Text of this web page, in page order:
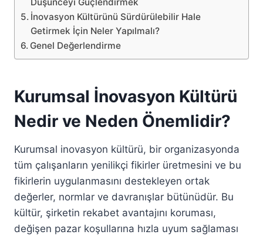
İnovasyon Kültürünü Sürdürülebilir Hale
Getirmek İçin Neler Yapılmalı?
Genel Değerlendirme
Kurumsal İnovasyon Kültürü
Nedir ve Neden Önemlidir?
Kurumsal inovasyon kültürü, bir organizasyonda
tüm çalışanların yenilikçi fikirler üretmesini ve bu
fikirlerin uygulanmasını destekleyen ortak
değerler, normlar ve davranışlar bütünüdür. Bu
kültür, şirketin rekabet avantajını koruması,
değişen pazar koşullarına hızla uyum sağlaması